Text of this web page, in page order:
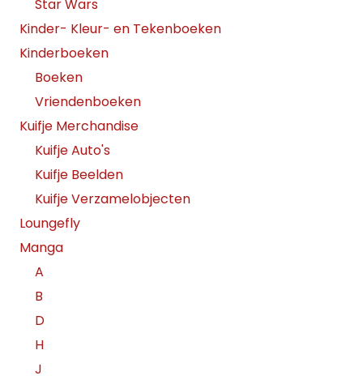
Star Wars
Kinder- Kleur- en Tekenboeken
Kinderboeken
Boeken
Vriendenboeken
Kuifje Merchandise
Kuifje Auto's
Kuifje Beelden
Kuifje Verzamelobjecten
Loungefly
Manga
A
B
D
H
J